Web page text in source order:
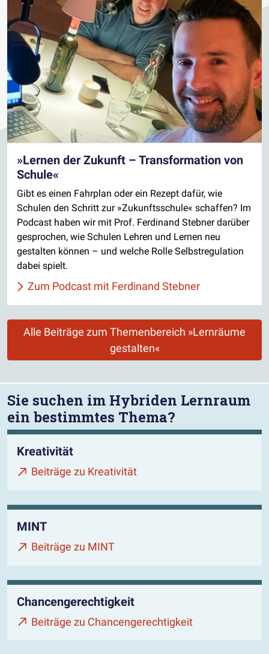
»Lernen der Zukunft – Transformation von
Schule«
Gibt es einen Fahrplan oder ein Rezept dafür, wie
Schulen den Schritt zur »Zukunftsschule« schaffen? Im
Podcast haben wir mit Prof. Ferdinand Stebner darüber
gesprochen, wie Schulen Lehren und Lernen neu
gestalten können – und welche Rolle Selbstregulation
dabei spielt.
Zum Podcast mit Ferdinand Stebner
Alle Beiträge zum Themenbereich »Lernräume
gestalten«
Sie suchen im Hybriden Lernraum
ein bestimmtes Thema?
Kreativität
Beiträge zu Kreativität
MINT
Beiträge zu MINT
Chancengerechtigkeit
Beiträge zu Chancengerechtigkeit